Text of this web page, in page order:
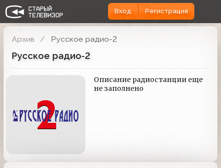
Вход Регистрация
Архив Русское радио-2
Русское радио-2
Описание радиостанции еще
не заполнено